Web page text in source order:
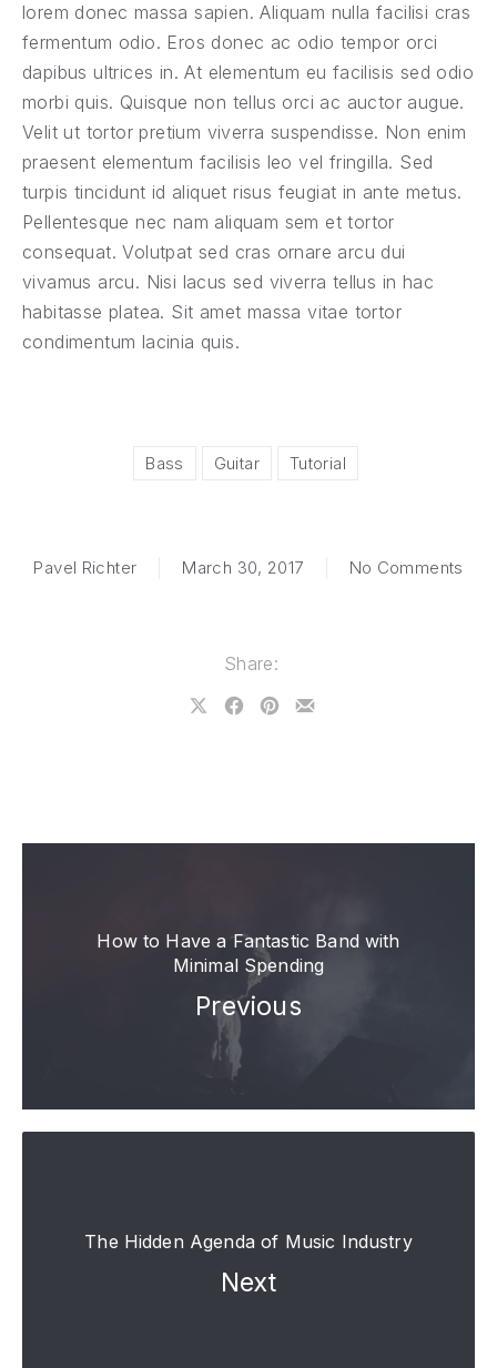
lorem donec massa sapien. Aliquam nulla facilisi cras
fermentum odio. Eros donec ac odio tempor orci
dapibus ultrices in. At elementum eu facilisis sed odio
morbi quis. Quisque non tellus orci ac auctor augue.
Velit ut tortor pretium viverra suspendisse. Non enim
praesent elementum facilisis leo vel fringilla. Sed
turpis tincidunt id aliquet risus feugiat in ante metus.
Pellentesque nec nam aliquam sem et tortor
consequat. Volutpat sed cras ornare arcu dui
vivamus arcu. Nisi lacus sed viverra tellus in hac
habitasse platea. Sit amet massa vitae tortor
condimentum lacinia quis.
Bass Guitar Tutorial
Pavel Richter March 30, 2017 No Comments
Share:
How to Have a Fantastic Band with
Minimal Spending
Previous
The Hidden Agenda of Music Industry
Next